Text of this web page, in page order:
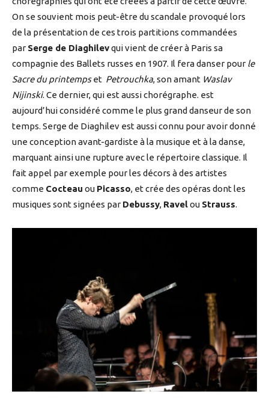
On se souvient mois peut-être du scandale provoqué lors
de la présentation de ces trois partitions commandées
par Serge de Diaghilevqui vient de créer à Paris sa
compagnie des Ballets russes en 1907. Il fera danser pour le
Sacre du printempset Petrouchka, son amant Waslav
Nijinski. Ce dernier, qui est aussi chorégraphe. est
aujourd’hui considéré comme le plus grand danseur de son
temps. Serge de Diaghilev est aussi connu pour avoir donné
une conception avant-gardiste à la musique et à la danse,
marquant ainsi une rupture avec le répertoire classique. Il
fait appel par exemple pour les décors à des artistes
comme Cocteau ou Picasso, et crée des opéras dont les
musiques sont signées par Debussy, Ravelou Strauss.